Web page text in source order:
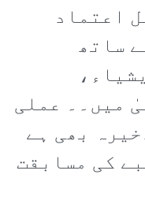
اعتماد
ساتھ
میں۔۔ عملی
بھی ہے
کی مسابقت